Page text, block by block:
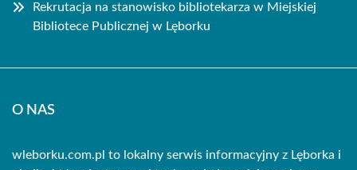
Rekrutacja na stanowisko bibliotekarza w Miejskiej
Bibliotece Publicznej w Lęborku
O NAS
wleborku.com.pl to lokalny serwis informacyjny z Lęborka i